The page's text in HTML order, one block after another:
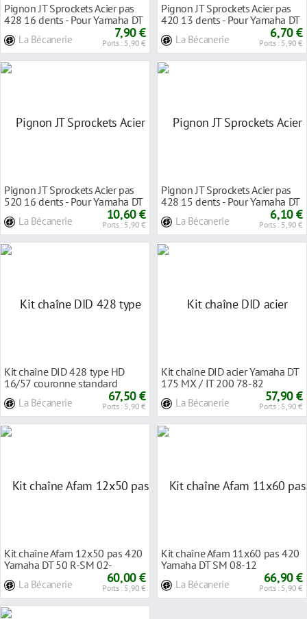
Pignon JT Sprockets Acier pas
428 16 dents - Pour Yamaha DT
La Bécanerie 7,90 €
Ports : 5,90 €
Pignon JT Sprockets Acier pas
420 13 dents - Pour Yamaha DT
La Bécanerie 6,70 €
Ports : 5,90 €
Pignon JT Sprockets Acier pas
520 16 dents - Pour Yamaha DT
La Bécanerie 10,60 €
Ports : 5,90 €
Pignon JT Sprockets Acier pas
428 15 dents - Pour Yamaha DT
La Bécanerie 6,10 €
Ports : 5,90 €
Kit chaîne DID 428 type HD
16/57 couronne standard
La Bécanerie 67,50 €
Ports : 5,90 €
Kit chaîne DID acier Yamaha DT
175 MX / IT 200 78-82
La Bécanerie 57,90 €
Ports : 5,90 €
Kit chaîne Afam 12x50 pas 420
Yamaha DT 50 R-SM 02-
La Bécanerie 60,00 €
Ports : 5,90 €
Kit chaîne Afam 11x60 pas 420
Yamaha DT SM 08-12
La Bécanerie 66,90 €
Ports : 5,90 €